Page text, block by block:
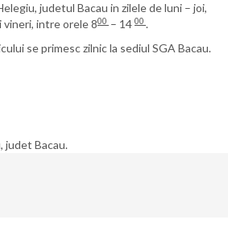
judetul Bacau in zilele de luni – joi,
vineri, intre orele 800 – 14 00 .
se primesc zilnic la sediul SGA Bacau.
judet Bacau.